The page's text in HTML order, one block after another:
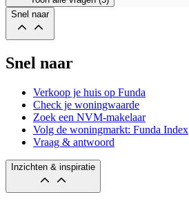
Snel naar
Snel naar
Verkoop je huis op Funda
Check je woningwaarde
Zoek een NVM-makelaar
Volg de woningmarkt: Funda Index
Vraag & antwoord
Inzichten & inspiratie